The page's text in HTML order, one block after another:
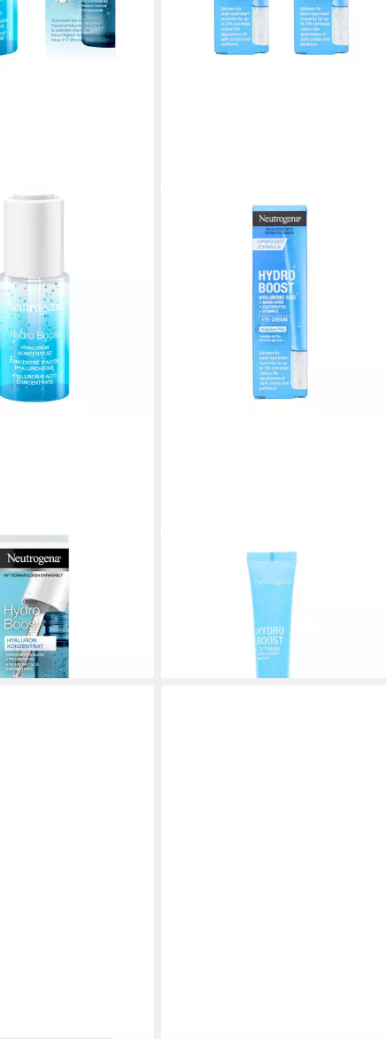
Boost Hyaluron
15ml
Werktagen bei dir
Tagescreme 2x Neutrogena Hydro
Boost Augencreme Parfümfrei
intensive Feuchtigkeit
lieferbar - in 2-3 Werktagen bei dir